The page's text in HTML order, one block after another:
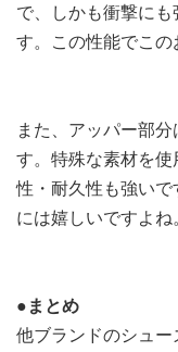
で、しかも衝撃に
す。この性能でこの
また、アッパー部
す。特殊な素材を
性・耐久性も強い
には嬉しいですよね
●まとめ
他ブランドのシュ